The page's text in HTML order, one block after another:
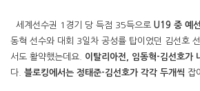
세계선수권 1경기 당 득점 35득으로 U19 중 예
동혁 선수와 대회 3일차 공성률 탑이었던 김선호
서도 활약했는데요.
이탈리아전, 임동혁-김선호가
다. 블로킹에서는 정태준-김선호가 각각 두개씩 잡